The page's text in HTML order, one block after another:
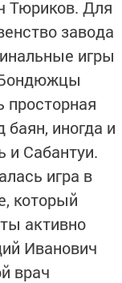
Тюриков. Для
завода
игры
Бондюжцы
просторная
иногда и
и Сабантуи.
игра в
который
активно
Иванович
врач